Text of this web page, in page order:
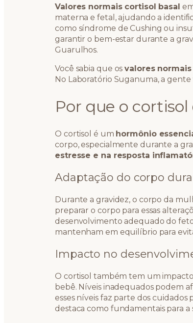
Valores normais cortisol basal
materna e fetal, ajudando a
como síndrome de Cushing ou
garantir o bem-estar durante a
Guarulhos.
Você sabia que osvalores
No Laboratório Suganuma, a
Por que o
O cortisol é um hormônio
corpo, especialmente durante a
estresse e na resposta
Adaptação do corpo
Durante a gravidez, o corpo da
preparar o corpo para essas
desenvolvimento adequado do
mantenham em equilíbrio para
Impacto no
O cortisol também tem um
bebê. Níveis inadequados podem
esses níveis faz parte dos
destaca como fundamentais para a